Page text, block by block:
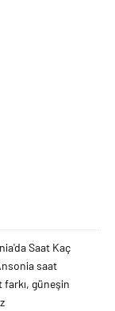
Saat Kaç
saat
farkı, güneşin